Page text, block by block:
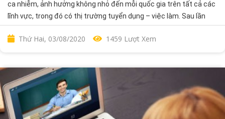
ca nhiễm, ảnh hưởng không nhỏ đến mỗi quốc gia trên tất cả các
lĩnh vực, trong đó có thị trường tuyển dụng – việc làm. Sau lần
giãn cách xã hội vào tháng 04/2020, tưởng như mọi thứ đã bình
thường trở lại, thì Đà Nẵng phát hiện một loạt các ca nhiễm mới
động tìm kiếm những công việc và kỹ năng có thể làm online tại
nhà để kiếm thêm thu nhập.
Thứ Hai, 03/08/2020 1459 Lượt Xem